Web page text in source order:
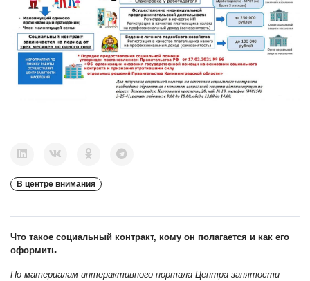
В центре внимания
Что такое социальный контракт, кому он полагается и как его
оформить
По материалам интерактивного портала Центра занятости